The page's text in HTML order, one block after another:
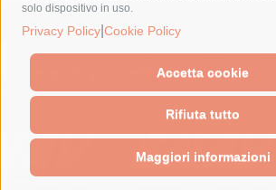
solo dispositivo in uso.
Privacy Policy Cookie Policy
Accetta cookie
Rifiuta tutto
Maggiori informazioni
© 2015 SorrentoPress. All rights reserved.
Il giornale online della Penisola Sorrentina
Cookie Policy